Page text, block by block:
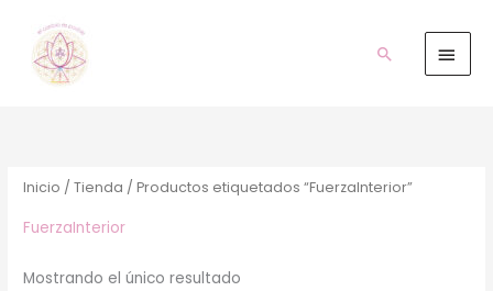
contenido
Buscar
Inicio /Tienda / Productos etiquetados “FuerzaInterior”
FuerzaInterior
Mostrando el único resultado